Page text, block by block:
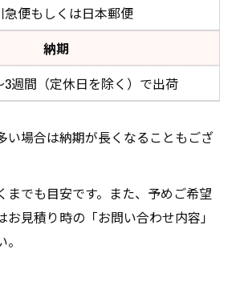
急便もしくは日本郵便
納期
3週間（定休日を除く）で出荷
場合は納期が長くなることもござ
でも目安です。また、予めご希望
見積り時の「お問い合わせ内容」